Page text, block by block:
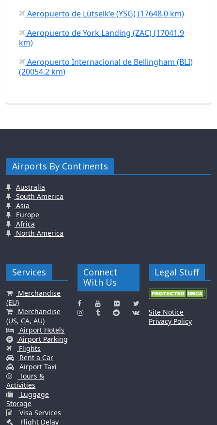
Aeropuerto de Lutselk’e (YSG) (17648.0 km)
Aeropuerto de York Landing (ZAC) (17041.9
km)
Aeropuerto Internacional de Bellingham (BLI)
(20054.2 km)
Airports By Continents
Australia
South America
Asia
Europe
Africa
North America
Services
Merchandise
(EU)
Merchandise
(US, CA, AU)
Airport Hotels
Airport Parking
Flights
Rent a Car
Airport Taxi
Tours &
Activities
Luggage
Storage
Visa Services
Flight Delay
Connect
With Us
Legal Stuff
Site Notice
Privacy Policy